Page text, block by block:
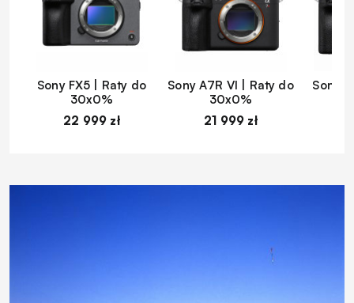
Sony FX5 | Raty do
30x0%
22 999 zł
Sony A7R VI | Raty do
30x0%
21 999 zł
Sony